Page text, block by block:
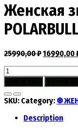
Женская
25990,00₽16990,00
Женская
зимняя
куртка
POLARBULL
SKU: Category: ❆
Description